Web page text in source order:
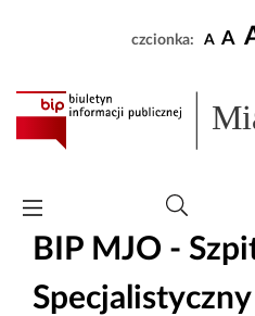
czcionka: A A
BIP MJO -